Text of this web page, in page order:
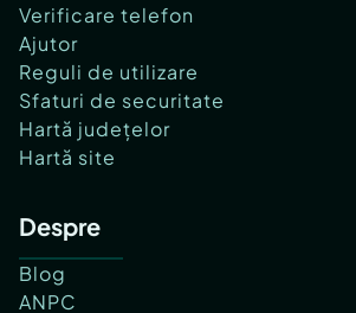
Verificare telefon
Ajutor
Reguli de utilizare
Sfaturi de securitate
Hartă județelor
Hartă site
Despre
Blog
ANPC